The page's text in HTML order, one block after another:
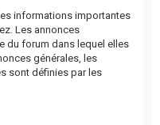
informations importantes
Les annonces
du forum dans lequel elles
générales, les
sont définies par les